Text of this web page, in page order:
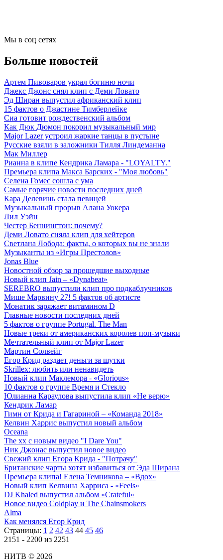
Мы в соц сетях
Больше новостей
Артем Пивоваров украл богиню ночи
Джекс Джонс снял клип с Деми Ловато
Эд Ширан выпустил африканский клип
15 фактов о Джастине Тимберлейке
Сиа готовит рождественский альбом
Как Дюк Дюмон покорил музыкальный мир
Major Lazer устроил жаркие танцы в пустыне
Русские взяли в заложники Тилля Линдеманна
Мак Миллер
Рианна в клипе Кендрика Ламара - "LOYALTY."
Премьера клипа Макса Барских - "Моя любовь"
Селена Гомес сошла с ума
Самые горячие новости последних дней
Кара Делевинь стала певицей
Музыкальный прорыв Алана Уокера
Лил Уэйн
Честер Беннингтон: почему?
Деми Ловато сняла клип для хейтеров
Светлана Лобода: факты, о которых вы не знали
Музыканты из «Игры Престолов»
Jonas Blue
Новостной обзор за прошедшие выходные
Новый клип Jain – «Dynabeat»
SEREBRO выпустили клип про подкаблучников
Мише Марвину 27! 5 фактов об артисте
Монатик заряжает витамином D
Главные новости последних дней
5 фактов о группе Portugal. The Man
Новые треки от американских королев поп-музыки
Мечтательный клип от Major Lazer
Мартин Солвейг
Егор Крид раздает деньги за шутки
Skrillex: любить или ненавидеть
Новый клип Маклемора - «Glorious»
10 фактов о группе Время и Стекло
Юлианна Караулова выпустила клип «Не верю»
Кендрик Ламар
Гимн от Крида и Гагариной – «Команда 2018»
Келвин Харрис выпустил новый альбом
Oceana
The xx с новым видео "I Dare You"
Ник Джонас выпустил новое видео
Свежий клип Егора Крида - "Потрачу"
Британские чарты хотят избавиться от Эда Ширана
Премьера клипа! Елена Темникова – «Вдох»
Новый клип Келвина Харриса - «Feels»
DJ Khaled выпустил альбом «Crateful»
Новое видео Coldplay и The Chainsmokers
Alma
Как менялся Егор Крид
Страницы: 1 2 42 43 44 45 46
2151 - 2200 из 2251
НИТВ © 2026